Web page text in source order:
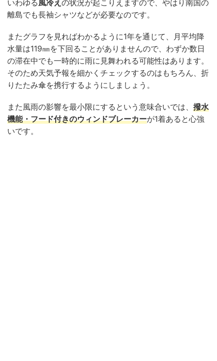
いわゆる風冷え の状況が起こりえますので、やはり南国の
離島でも長袖シャツなどが必要なのです。
またグラフを見ればわかるように1年を通じて、月平均降
水量は119㎜を下回ることがありませんので、わずか数日
の滞在中でも一時的に雨に見舞われる可能性はあります。
そのため天気予報を細かくチェックするのはもちろん、折
りたたみ傘を携行するようにしましょう。
また風雨の影響を最小限にするという意味合いでは、 撥水
機能・フード付きのウィンドブレーカーが1着あると心強
いです。